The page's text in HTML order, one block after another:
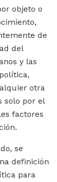
objeto o
de
del
y las
otra
solo por el
factores
se
definición
para